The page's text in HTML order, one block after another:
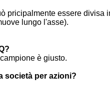
pricipalmente essere
lungo l'asse).
è giusto.
società per azioni?